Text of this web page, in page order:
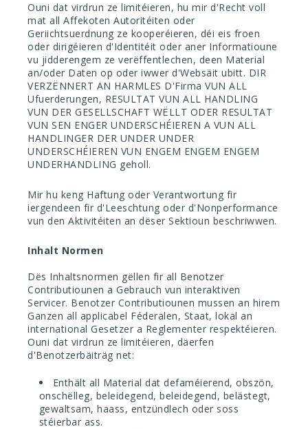
Ouni dat virdrun ze limitéieren, hu mir d'Recht voll
mat all Affekoten Autoritéiten oder
Geriichtsuerdnung ze kooperéieren, déi eis froen
oder dirigéieren d'Identitéit oder aner Informatioune
vu jidderengem ze verëffentlechen, deen Material
an/oder Daten op oder iwwer d'Websäit ubitt. DIR
VERZËNNERT AN HARMLES D'Firma VUN ALL
Ufuerderungen, RESULTAT VUN ALL HANDLING
VUN DER GESELLSCHAFT WËLLT ODER RESULTAT
VUN SEN ENGER UNDERSCHÉIEREN A VUN ALL
HANDLINGER DER UNDER UNDER
UNDERSCHÉIEREN VUN ENGEM ENGEM ENGEM
UNDERHANDLING geholl.
Mir hu keng Haftung oder Verantwortung fir
iergendeen fir d'Leeschtung oder d'Nonperformance
vun den Aktivitéiten an dëser Sektioun beschriwwen.
Inhalt Normen
Dës Inhaltsnormen gëllen fir all Benotzer
Contributiounen a Gebrauch vun interaktiven
Servicer. Benotzer Contributiounen mussen an hirem
Ganzen all applicabel Féderalen, Staat, lokal an
international Gesetzer a Reglementer respektéieren.
Ouni dat virdrun ze limitéieren, däerfen
d'Benotzerbäiträg net:
Enthält all Material dat defaméierend, obszön,
onschëlleg, beleidegend, beleidegend, belästegt,
gewaltsam, haass, entzündlech oder soss
stéierbar ass.